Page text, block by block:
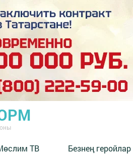
ТВ Безнең геройлар